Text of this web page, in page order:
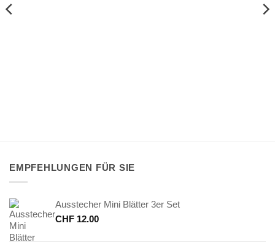
EMPFEHLUNGEN FÜR SIE
Ausstecher Mini Blätter 3er Set
CHF 12.00